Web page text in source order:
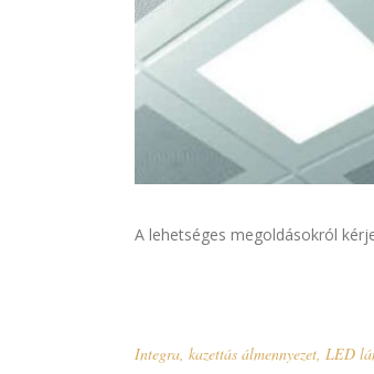
A lehetséges megoldásokról
Integra kazettás álmennyezet LED